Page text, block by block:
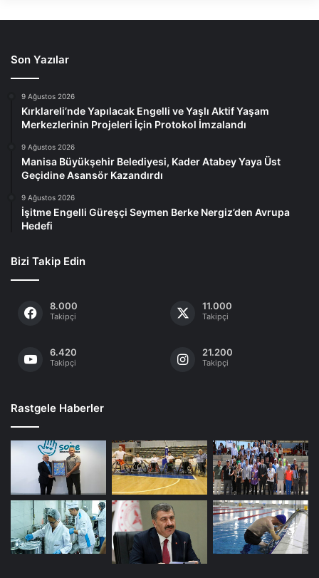
Son Yazılar
9 Ağustos 2026
Kırklareli’nde Yapılacak Engelli ve Yaşlı Aktif Yaşam
Merkezlerinin Projeleri İçin Protokol İmzalandı
9 Ağustos 2026
Manisa Büyükşehir Belediyesi, Kader Atabey Yaya Üst
Geçidine Asansör Kazandırdı
9 Ağustos 2026
İşitme Engelli Güreşçi Seymen Berke Nergiz’den Avrupa
Hedefi
Bizi Takip Edin
8.000
Takipçi
11.000
Takipçi
6.420
Takipçi
21.200
Takipçi
Rastgele Haberler